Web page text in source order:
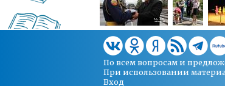
По всем вопросам и
При использовании
Вход